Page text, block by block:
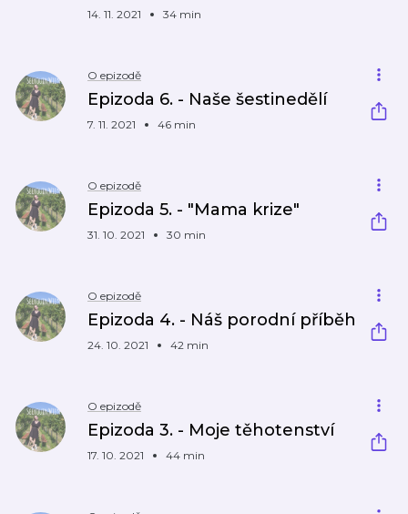
14. 11. 2021 34 min
O epizodě
Epizoda 6. - Naše šestinedělí
7. 11. 2021 46 min
O epizodě
Epizoda 5. - "Mama krize"
31. 10. 2021 30 min
O epizodě
Epizoda 4. - Náš porodní příběh
24. 10. 2021 42 min
O epizodě
Epizoda 3. - Moje těhotenství
17. 10. 2021 44 min